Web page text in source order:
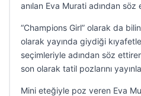
anılan Eva Murati adından
“Champions Girl” olarak da
olarak yayında giydiği
seçimleriyle adından söz
son olarak tatil pozlarını
Mini eteğiyle poz veren Eva